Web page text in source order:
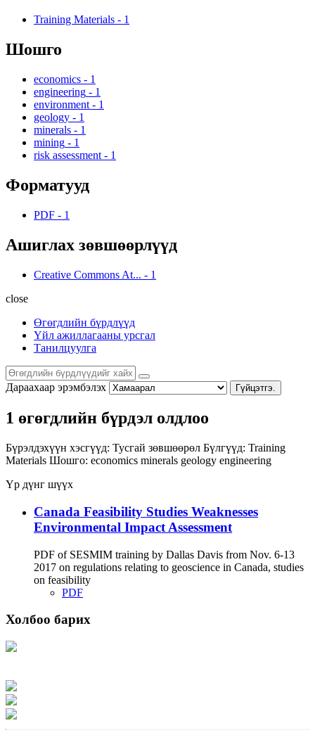
Training Materials - 1
Шошго
economics - 1
engineering - 1
environment - 1
geology - 1
minerals - 1
mining - 1
risk assessment - 1
Форматууд
PDF - 1
Ашиглах зөвшөөрлүүд
Creative Commons At... - 1
close
Өгөгдлийн бүрдлүүд
Үйл ажиллагааны урсгал
Танилцуулга
Дараахаар эрэмбэлэх Гүйцэтгэ.
1 өгөгдлийн бүрдэл олдлоо
Бүрэлдэхүүн хэсгүүд: Тусгай зөвшөөрөл Бүлгүүд: Training
Materials Шошго: economics minerals geology engineering
Үр дүнг шүүх
Canada Feasibility Studies Weaknesses
Environmental Impact Assessment
PDF of SESMIM training by Dallas Davis from Nov. 6-13
2017 on regulations relating to geoscience in Canada, studies
on feasibility
PDF
Холбоо барих